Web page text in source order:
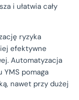
i ułatwia cały
ryzyka
efektywne
Automatyzacja
pomaga
nawet przy dużej